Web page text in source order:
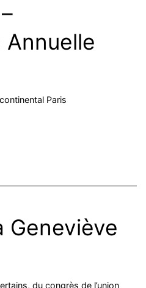
Paris
Geneviève
du congrès de l’union